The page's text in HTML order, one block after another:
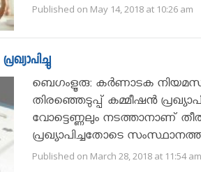
Published on May 14, 2018 at 10:26 am
ബെഗംളൂരു: കര്‍ണാടക
തിരഞ്ഞെടുപ്പ് കമ്മീഷൻ
വോട്ടെണ്ണലും നടത്താനാണ്
പ്രഖ്യാപിച്ചതോടെ
Published on March 28, 2018 at 11:54 am